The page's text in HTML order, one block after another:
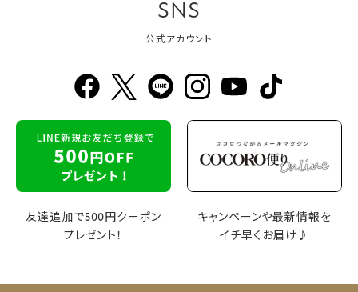
SNS
公式アカウント
友達追加で500円クーポン
プレゼント！
キャンペーンや最新情報を
イチ早くお届け♪